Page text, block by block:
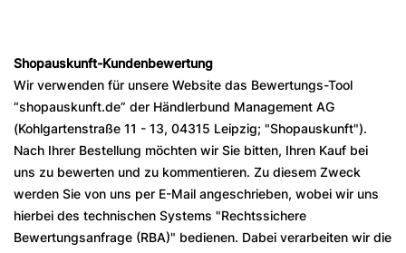
Shopauskunft-Kundenbewertung
Wir verwenden für unsere Website das Bewertungs-Tool
“shopauskunft.de” der Händlerbund Management AG
(Kohlgartenstraße 11 - 13, 04315 Leipzig; "Shopauskunft").
Nach Ihrer Bestellung möchten wir Sie bitten, Ihren Kauf bei
uns zu bewerten und zu kommentieren. Zu diesem Zweck
werden Sie von uns per E-Mail angeschrieben, wobei wir uns
hierbei des technischen Systems "Rechtssichere
Bewertungsanfrage (RBA)" bedienen. Dabei verarbeiten wir die